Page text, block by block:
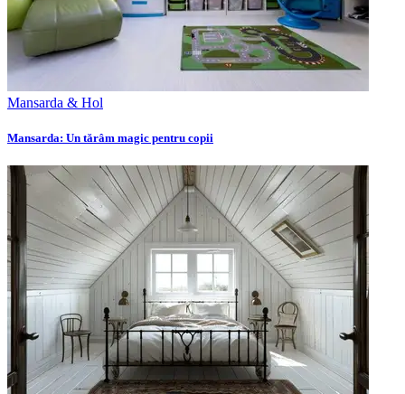
Mansarda & Hol
Mansarda: Un tărâm magic pentru copii